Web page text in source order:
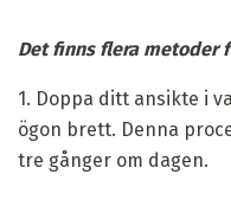
Det finns flera
1. Doppa ditt ansikte i
ögon brett. Denna
tre gånger om dagen.